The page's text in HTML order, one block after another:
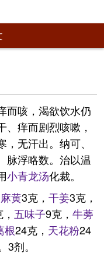
而咳，渴欲饮水仍
痒而剧烈咳嗽，
无汗出。纳可、
脉浮略数。治以温
小青龙汤化裁。
麻黄3克， 干姜3克，
五味子9克， 牛蒡
根24克， 天花粉24
剂。